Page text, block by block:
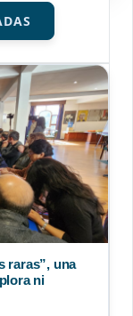
raras”, una
ni